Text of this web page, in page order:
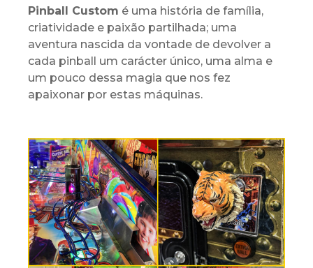
Pinball Custom é uma história de família,
criatividade e paixão partilhada; uma
aventura nascida da vontade de devolver a
cada pinball um carácter único, uma alma e
um pouco dessa magia que nos fez
apaixonar por estas máquinas.